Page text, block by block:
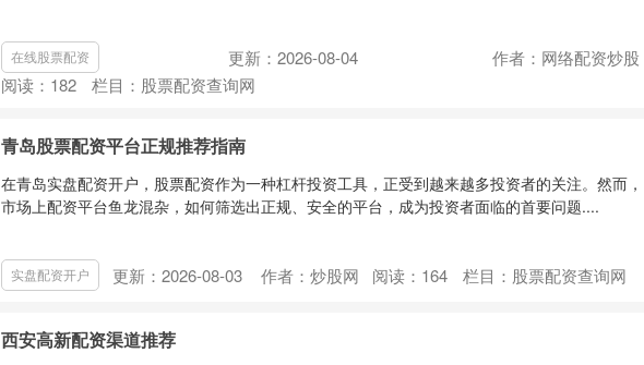
在线股票配资 更新：2026-08-04
作者：网络配资炒股
阅读： 182 栏目： 股票配资查询网
青岛股票配资平台正规推荐指南
在青岛实盘配资开户，股票配资作为一种杠杆投资工具，正受到越来越多投资者的关注。然而，
市场上配资平台鱼龙混杂，如何筛选出正规、安全的平台，成为投资者面临的首要问题....
实盘配资开户 更新：2026-08-03 作者：炒股网 阅读： 164 栏目： 股票配资查询网
西安高新配资渠道推荐